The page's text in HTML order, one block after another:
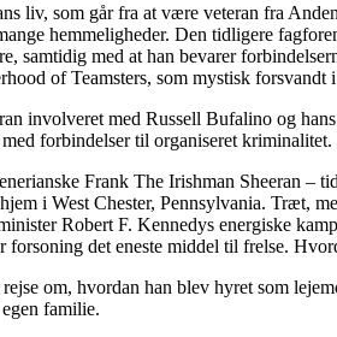
liv, som går fra at være veteran fra
hemmeligheder. Den tidligere
samtidig med at han bevarer
of Teamsters, som mystisk forsvandt
involveret med Russell Bufalino og
forbindelser til organiseret kriminalitet.
Frank The Irishman Sheeran
i West Chester, Pennsylvania. Træt,
Robert F. Kennedys energiske
det eneste middel til frelse.
om, hvordan han blev hyret som
familie.